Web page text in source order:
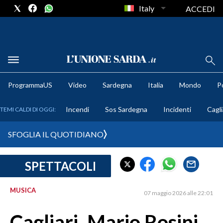
METEO
CRONACA SARDEGNA
Italy ACCEDI
ProgrammaUS Video Sardegna Italia Mondo
TEMI CALDI DI OGGI: Incendi Sos Sardegna Incidenti
SFOGLIA IL QUOTIDIANO
SPETTACOLI
MUSICA 07 maggio 2026 alle 22:01